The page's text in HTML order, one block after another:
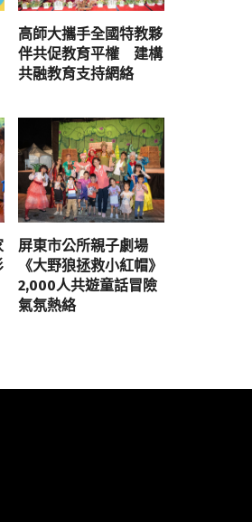
高師大攜手全國特教夥
伴共促教育平權 建構
共融教育支持網絡
屏東市公所親子劇場
《大野狼拯救小紅帽》
2,000人共遊童話冒險
氣氛熱絡